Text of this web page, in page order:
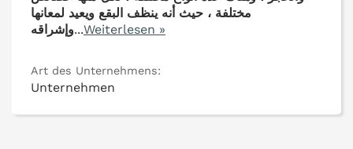
مختلفة ، حيث أنه ينظف البقع ويعيد لمعانها
وإشراقه...Weiterlesen »
Art des Unternehmens:
Unternehmen